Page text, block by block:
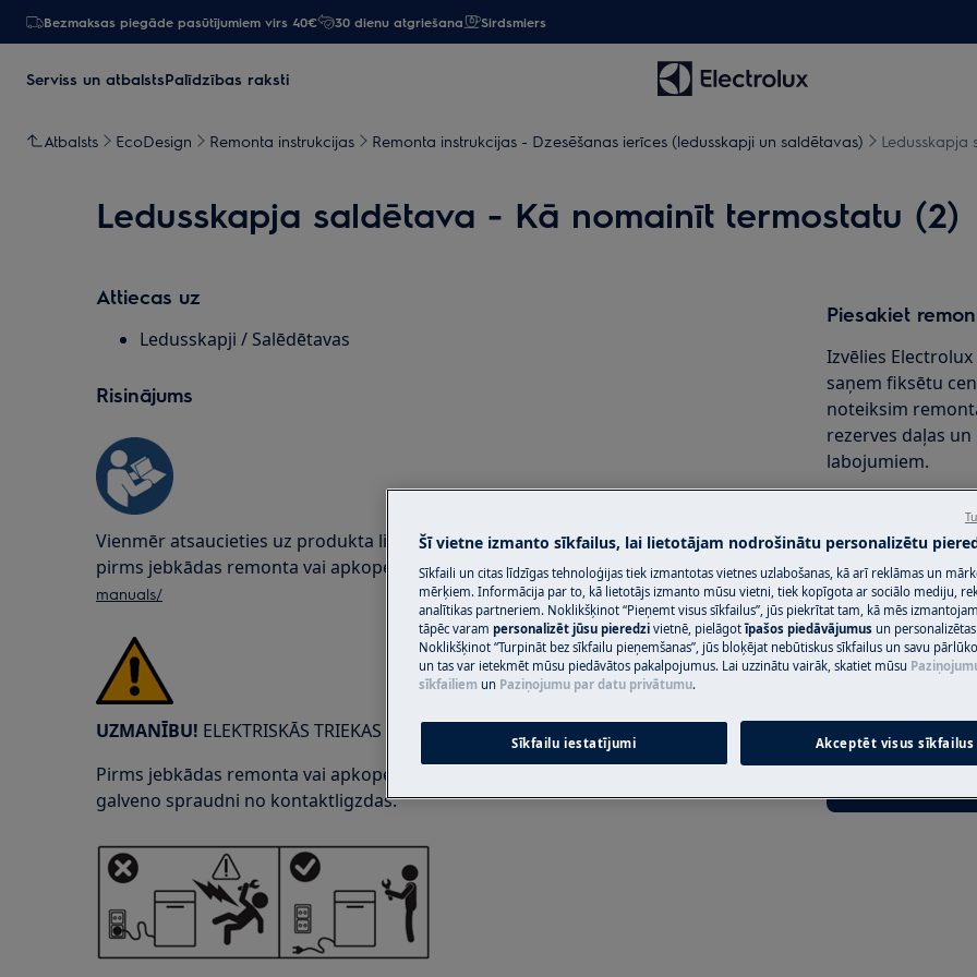
Bezmaksas piegāde pasūtījumiem virs 40€ 30 dienu atgriešana Sirdsmiers
Serviss un atbalstsPalīdzības raksti
Atbalsts EcoDesign Remonta instrukcijas Remonta instrukcijas - Dzesēšanas ierīces (ledusskapji un saldētavas) Ledusskapja
Ledusskapja saldētava - Kā nomainīt termostatu (2)
Attiecas uz
Ledusskapji / Salēdētavas
Risinājums
Vienmēr atsaucieties uz produkta lietošanas rokasgrāmatas drošības informāciju
pirms jebkādas remonta vai apkopes darbības.https://www.electrolux.com/support/user-
manuals/
UZMANĪBU! ELEKTRISKĀS TRIEKAS BĪSTAMĪBA
Pirms jebkādas remonta vai apkopes darbības atslēdziet ierīci un atvienojiet
galveno spraudni no kontaktligzdas.
Piesakiet
Izvēlies
saņem fiksētu
noteiksim
rezerves daļas
labojumiem.
Rezervēt
Atrodi savu
Atrisini
dokumentāciju
Šī vietne izmanto sīkfailus, lai lietotājam nodrošinātu personalizētu
Sīkfaili un citas līdzīgas tehnoloģijas tiek izmantotas vietnes uzlabošanas, kā arī reklāmas un
mērķiem. Informācija par to, kā lietotājs izmanto mūsu vietni, tiek kopīgota ar sociālo mediju,
analītikas partneriem. Noklikšķinot “Pieņemt visus sīkfailus”, jūs piekrītat tam, kā mēs
tāpēc varam personalizēt jūsu pieredzi vietnē, pielāgotīpašos piedāvājumus un
Noklikšķinot “Turpināt bez sīkfailu pieņemšanas”, jūs bloķējat nebūtiskus sīkfailus un savu
un tas var ietekmēt mūsu piedāvātos pakalpojumus. Lai uzzinātu vairāk, skatiet mūsu
sīkfailiem un Paziņojumu par datu privātumu.
Sīkfailu iestatījumi Akceptēt visus sīkfailus